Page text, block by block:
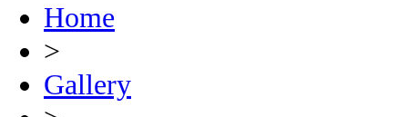
Home
>
Gallery